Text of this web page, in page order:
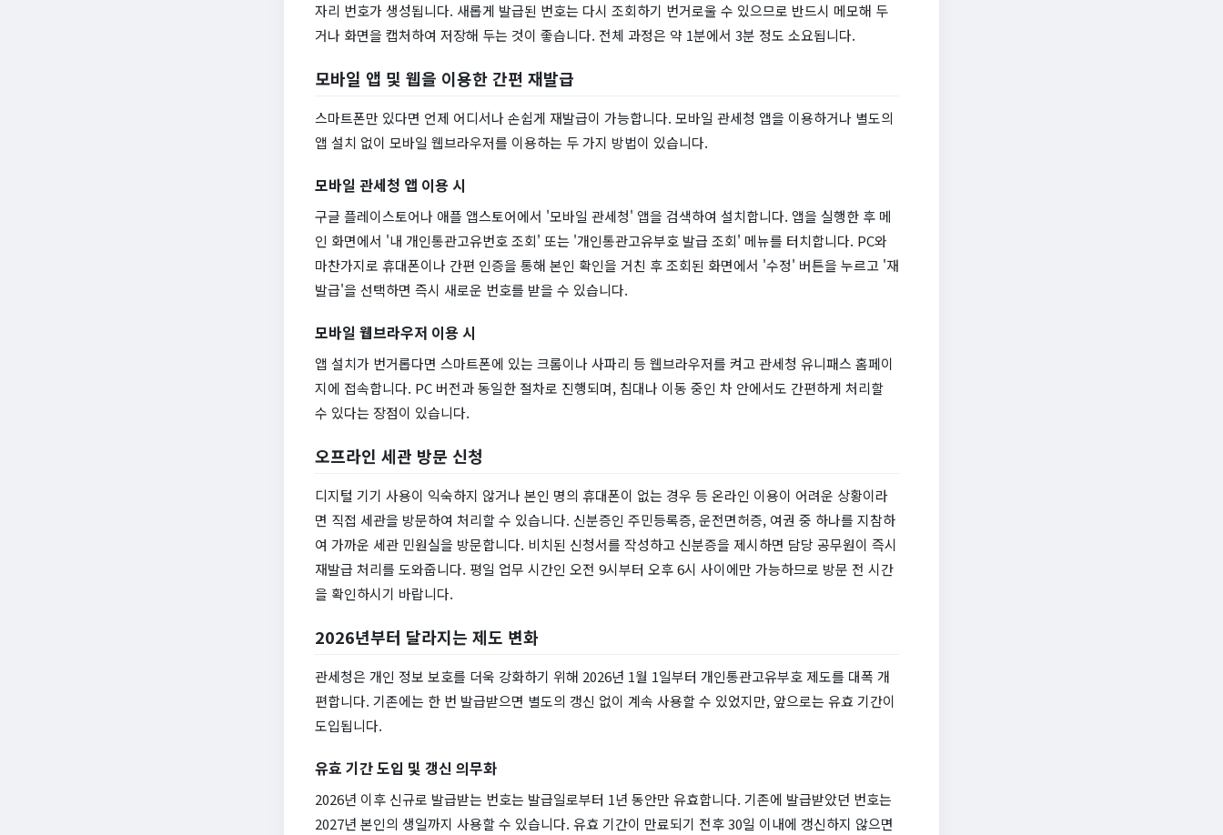
자리 번호가 생성됩니다. 새롭게 발급된 번호는 다시 조회하기 번거로울 수 있으므로 반드시 메모해 두
거나 화면을 캡처하여 저장해 두는 것이 좋습니다. 전체 과정은 약 1분에서 3분 정도 소요됩니다.
모바일 앱 및 웹을 이용한 간편 재발급
스마트폰만 있다면 언제 어디서나 손쉽게 재발급이 가능합니다. 모바일 관세청 앱을 이용하거나 별도의
앱 설치 없이 모바일 웹브라우저를 이용하는 두 가지 방법이 있습니다.
모바일 관세청 앱 이용 시
구글 플레이스토어나 애플 앱스토어에서 '모바일 관세청' 앱을 검색하여 설치합니다. 앱을 실행한 후 메
인 화면에서 '내 개인통관고유번호 조회' 또는 '개인통관고유부호 발급 조회' 메뉴를 터치합니다. PC와
마찬가지로 휴대폰이나 간편 인증을 통해 본인 확인을 거친 후 조회된 화면에서 '수정' 버튼을 누르고 '재
발급'을 선택하면 즉시 새로운 번호를 받을 수 있습니다.
모바일 웹브라우저 이용 시
앱 설치가 번거롭다면 스마트폰에 있는 크롬이나 사파리 등 웹브라우저를 켜고 관세청 유니패스 홈페이
지에 접속합니다. PC 버전과 동일한 절차로 진행되며, 침대나 이동 중인 차 안에서도 간편하게 처리할
수 있다는 장점이 있습니다.
오프라인 세관 방문 신청
디지털 기기 사용이 익숙하지 않거나 본인 명의 휴대폰이 없는 경우 등 온라인 이용이 어려운 상황이라
면 직접 세관을 방문하여 처리할 수 있습니다. 신분증인 주민등록증, 운전면허증, 여권 중 하나를 지참하
여 가까운 세관 민원실을 방문합니다. 비치된 신청서를 작성하고 신분증을 제시하면 담당 공무원이 즉시
재발급 처리를 도와줍니다. 평일 업무 시간인 오전 9시부터 오후 6시 사이에만 가능하므로 방문 전 시간
을 확인하시기 바랍니다.
2026년부터 달라지는 제도 변화
관세청은 개인 정보 보호를 더욱 강화하기 위해 2026년 1월 1일부터 개인통관고유부호 제도를 대폭 개
편합니다. 기존에는 한 번 발급받으면 별도의 갱신 없이 계속 사용할 수 있었지만, 앞으로는 유효 기간이
도입됩니다.
유효 기간 도입 및 갱신 의무화
2026년 이후 신규로 발급받는 번호는 발급일로부터 1년 동안만 유효합니다. 기존에 발급받았던 번호는
2027년 본인의 생일까지 사용할 수 있습니다. 유효 기간이 만료되기 전후 30일 이내에 갱신하지 않으면